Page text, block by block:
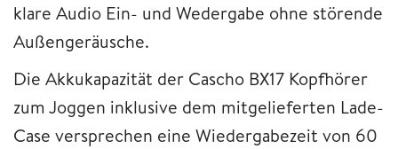
klare Audio Ein- und Wedergabe ohne störende
Außengeräusche.
Die Akkukapazität der Cascho BX17 Kopfhörer
zum Joggen inklusive dem mitgelieferten Lade-
Case versprechen eine Wiedergabezeit von 60